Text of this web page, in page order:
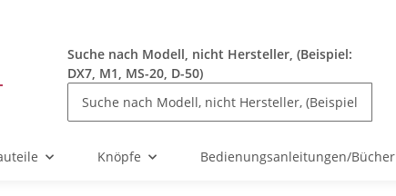
Suche nach Modell, nicht Hersteller, (Beispiel:
DX7, M1, MS-20, D-50)
Knöpfe Bedienungsanleitungen/Bücher